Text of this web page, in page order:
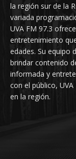
la región sur de la
variada
UVA FM 97.3
entretenimiento
edades. Su equipo
brindar contenido
informada y
con el público,
en la región.